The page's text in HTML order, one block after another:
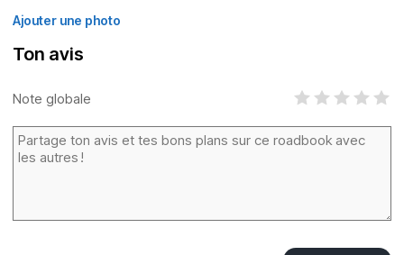
Ajouter une photo
Ton avis
Note globale